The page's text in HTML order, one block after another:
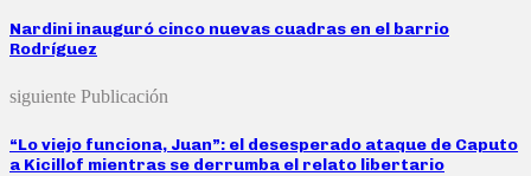
Nardini inauguró cinco nuevas cuadras en el barrio
Rodríguez
siguiente Publicación
“Lo viejo funciona, Juan”: el desesperado ataque de Caputo
a Kicillof mientras se derrumba el relato libertario